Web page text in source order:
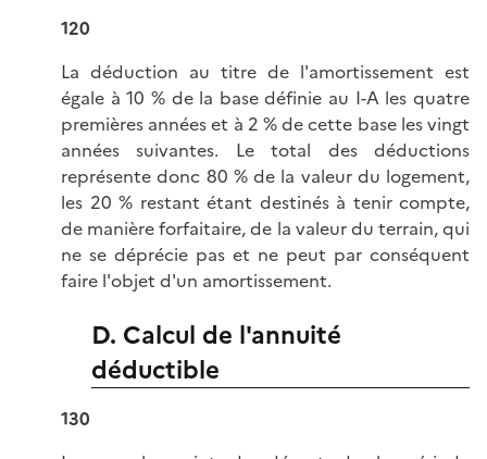
120
La déduction au titre de l'amortissement est
égale à 10 % de la base définie au I-A les quatre
premières années et à 2 % de cette base les vingt
années suivantes. Le total des déductions
représente donc 80 % de la valeur du logement,
les 20 % restant étant destinés à tenir compte,
de manière forfaitaire, de la valeur du terrain, qui
ne se déprécie pas et ne peut par conséquent
faire l'objet d'un amortissement.
D. Calcul de l'annuité
déductible
130